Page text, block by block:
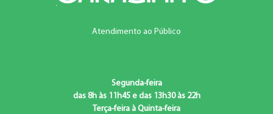
Atendimento ao Público
Segunda-feira
das 8h às 11h45 e das 13h30 às 22h
Terça-feira à Quinta-feira